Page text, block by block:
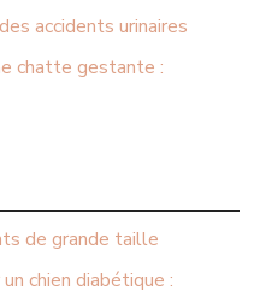
accidents urinaires
chatte gestante :
de grande taille
chien diabétique :